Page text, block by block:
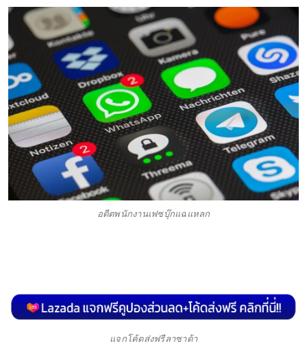
อดีตพนักงานเฟซบุ๊กแฉแหลก
แจกโค้ดส่งฟรีลาซาด้า